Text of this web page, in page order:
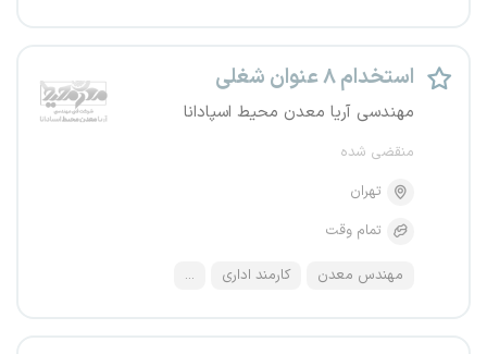
استخدام ۸ عنوان شغلی
مهندسی آریا معدن محیط اسپادانا
منقضی شده
تهران
تمام وقت
مهندس معدن کارمند اداری ...